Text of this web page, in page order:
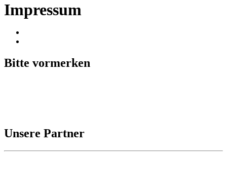
Impressum
Bitte vormerken
Unsere Partner